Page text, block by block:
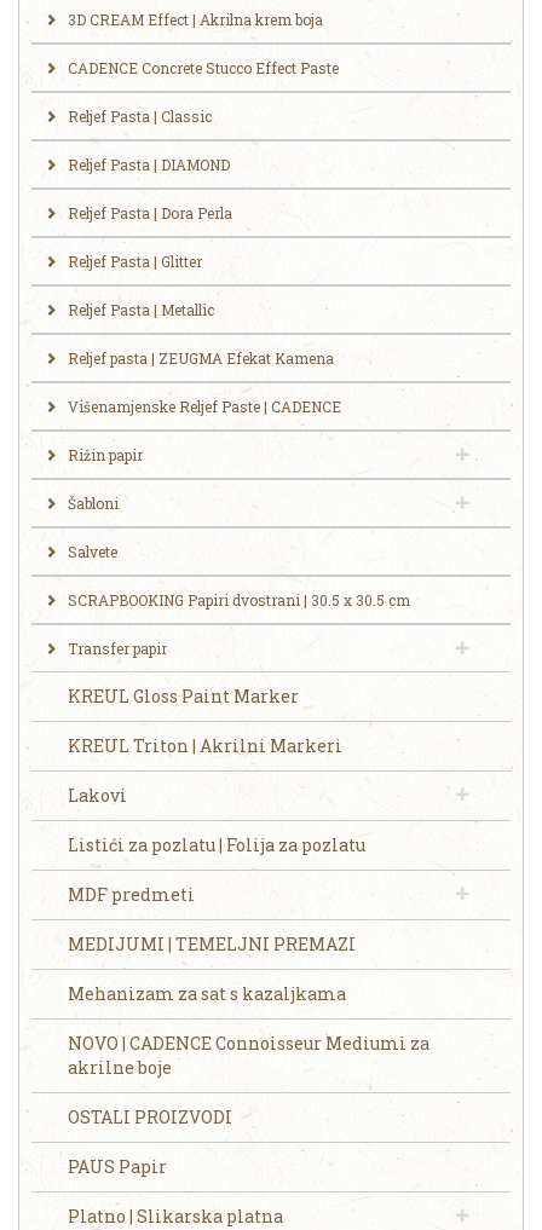
3D CREAM Effect | Akrilna krem boja
CADENCE Concrete Stucco Effect Paste
Reljef Pasta | Classic
Reljef Pasta | DIAMOND
Reljef Pasta | Dora Perla
Reljef Pasta | Glitter
Reljef Pasta | Metallic
Reljef pasta | ZEUGMA Efekat Kamena
Višenamjenske Reljef Paste | CADENCE
Rižin papir
Šabloni
Salvete
SCRAPBOOKING Papiri dvostrani | 30.5 x 30.5 cm
Transfer papir
KREUL Gloss Paint Marker
KREUL Triton | Akrilni Markeri
Lakovi
Listići za pozlatu | Folija za pozlatu
MDF predmeti
MEDIJUMI | TEMELJNI PREMAZI
Mehanizam za sat s kazaljkama
NOVO | CADENCE Connoisseur Mediumi za
akrilne boje
OSTALI PROIZVODI
PAUS Papir
Platno | Slikarska platna